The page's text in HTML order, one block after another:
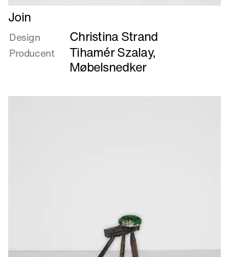
Læs
mere
om
Join
Join
Design Christina Strand
Producent
Tihamér Szalay,
Møbelsnedker